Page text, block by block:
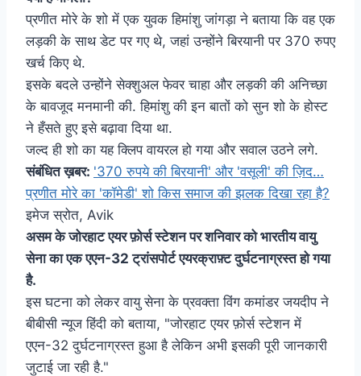
प्रणीत मोरे के शो में एक युवक हिमांशु जांगड़ा ने बताया कि वह एक
लड़की के साथ डेट पर गए थे, जहां उन्होंने बिरयानी पर 370 रुपए
खर्च किए थे.
इसके बदले उन्होंने सेक्शुअल फेवर चाहा और लड़की की अनिच्छा
के बावजूद मनमानी की. हिमांशु की इन बातों को सुन शो के होस्ट
ने हँसते हुए इसे बढ़ावा दिया था.
जल्द ही शो का यह क्लिप वायरल हो गया और सवाल उठने लगे.
संबंधित ख़बर: '370 रुपये की बिरयानी' और 'वसूली' की ज़िद…
प्रणीत मोरे का 'कॉमेडी' शो किस समाज की झलक दिखा रहा है?
इमेज स्रोत, Avik
असम के जोरहाट एयर फ़ोर्स स्टेशन पर शनिवार को भारतीय वायु
सेना का एक एएन-32 ट्रांसपोर्ट एयरक्राफ़्ट दुर्घटनाग्रस्त हो गया
है.
इस घटना को लेकर वायु सेना के प्रवक्ता विंग कमांडर जयदीप ने
बीबीसी न्यूज हिंदी को बताया, "जोरहाट एयर फ़ोर्स स्टेशन में
एएन-32 दुर्घटनाग्रस्त हुआ है लेकिन अभी इसकी पूरी जानकारी
जुटाई जा रही है."